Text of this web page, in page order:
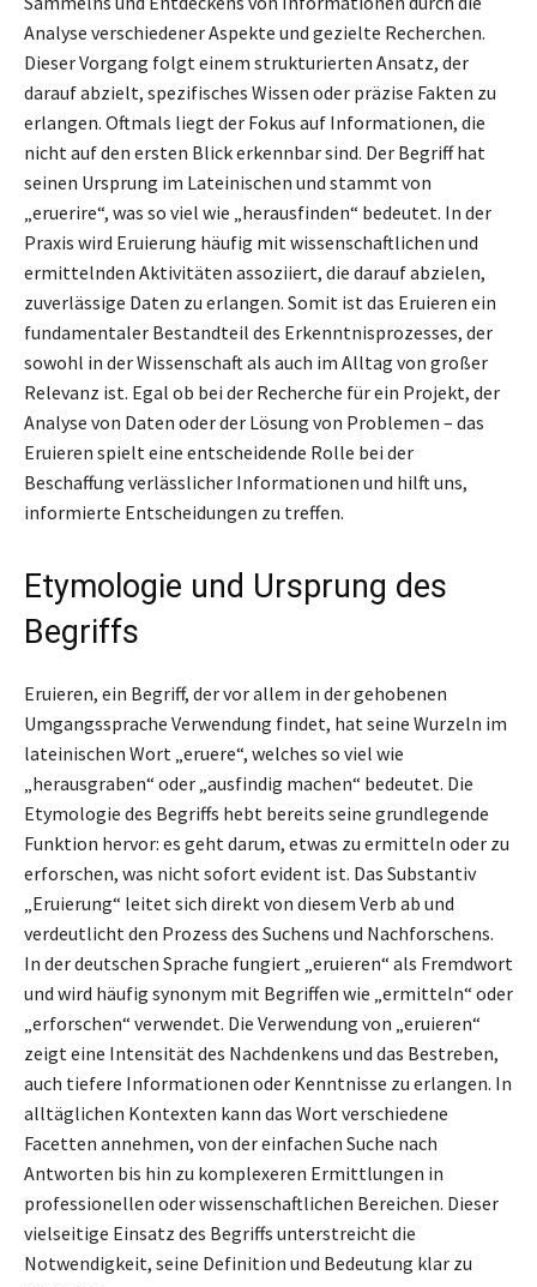
Analyse verschiedener Aspekte und gezielte Recherchen.
Dieser Vorgang folgt einem strukturierten Ansatz, der
darauf abzielt, spezifisches Wissen oder präzise Fakten zu
erlangen. Oftmals liegt der Fokus auf Informationen, die
nicht auf den ersten Blick erkennbar sind. Der Begriff hat
seinen Ursprung im Lateinischen und stammt von
„eruerire“, was so viel wie „herausfinden“ bedeutet. In der
Praxis wird Eruierung häufig mit wissenschaftlichen und
ermittelnden Aktivitäten assoziiert, die darauf abzielen,
zuverlässige Daten zu erlangen. Somit ist das Eruieren ein
fundamentaler Bestandteil des Erkenntnisprozesses, der
sowohl in der Wissenschaft als auch im Alltag von großer
Relevanz ist. Egal ob bei der Recherche für ein Projekt, der
Analyse von Daten oder der Lösung von Problemen – das
Eruieren spielt eine entscheidende Rolle bei der
Beschaffung verlässlicher Informationen und hilft uns,
informierte Entscheidungen zu treffen.
Etymologie und Ursprung des
Begriffs
Eruieren, ein Begriff, der vor allem in der gehobenen
Umgangssprache Verwendung findet, hat seine Wurzeln im
lateinischen Wort „eruere“, welches so viel wie
„herausgraben“ oder „ausfindig machen“ bedeutet. Die
Etymologie des Begriffs hebt bereits seine grundlegende
Funktion hervor: es geht darum, etwas zu ermitteln oder zu
erforschen, was nicht sofort evident ist. Das Substantiv
„Eruierung“ leitet sich direkt von diesem Verb ab und
verdeutlicht den Prozess des Suchens und Nachforschens.
In der deutschen Sprache fungiert „eruieren“ als Fremdwort
und wird häufig synonym mit Begriffen wie „ermitteln“ oder
„erforschen“ verwendet. Die Verwendung von „eruieren“
zeigt eine Intensität des Nachdenkens und das Bestreben,
auch tiefere Informationen oder Kenntnisse zu erlangen. In
alltäglichen Kontexten kann das Wort verschiedene
Facetten annehmen, von der einfachen Suche nach
Antworten bis hin zu komplexeren Ermittlungen in
professionellen oder wissenschaftlichen Bereichen. Dieser
vielseitige Einsatz des Begriffs unterstreicht die
Notwendigkeit, seine Definition und Bedeutung klar zu